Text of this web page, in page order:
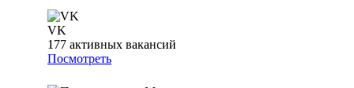
VK
177 активных вакансий
Посмотреть